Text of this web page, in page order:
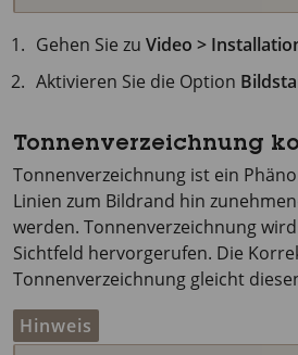
Gehen Sie zuVideo >
Aktivieren Sie die Option
Tonnenverzeichnung
Tonnenverzeichnung ist ein
Linien zum Bildrand hin
werden. Tonnenverzeichnung
Sichtfeld hervorgerufen. Die
Tonnenverzeichnung gleicht
Hinweis